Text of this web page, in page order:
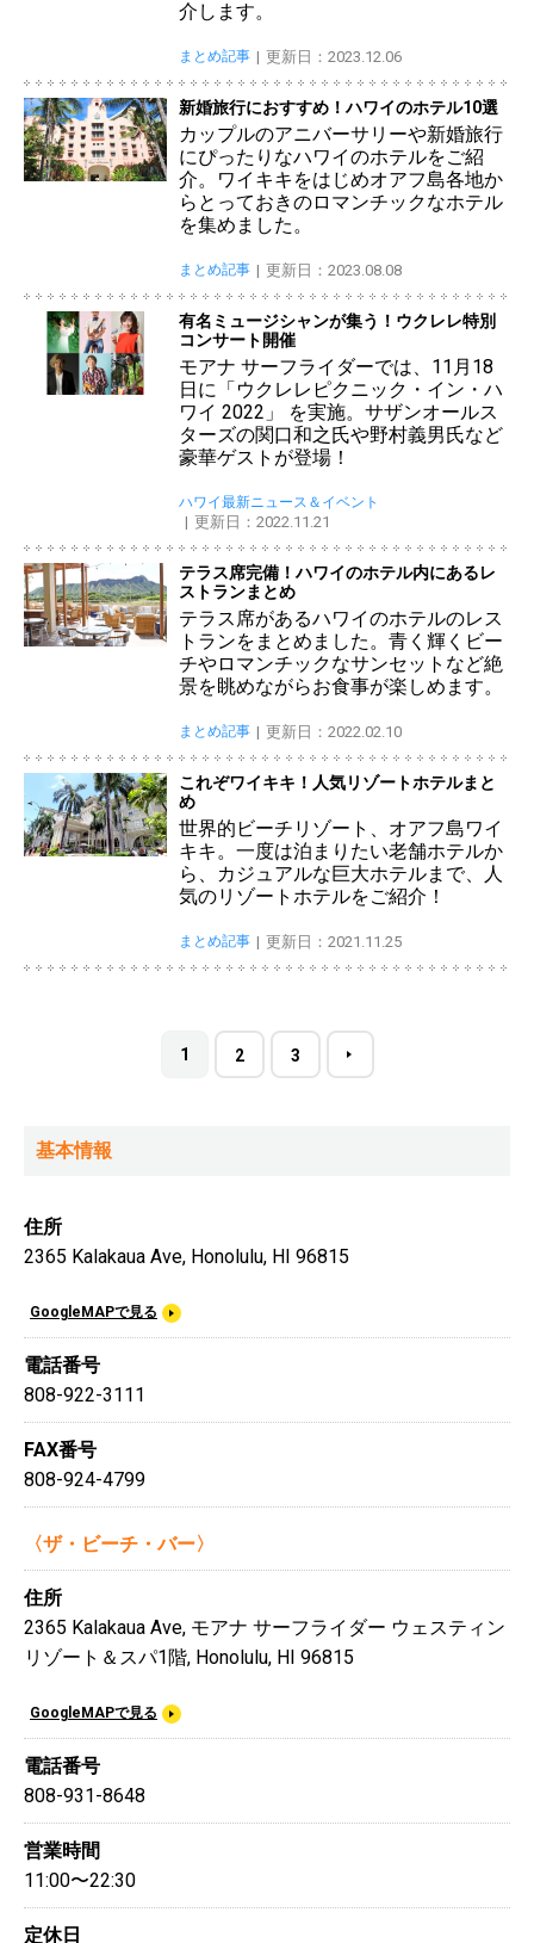
介します。
まとめ記事 更新日：2023.12.06
新婚旅行におすすめ！ハワイのホテル10選
カップルのアニバーサリーや新婚旅行
にぴったりなハワイのホテルをご紹
介。ワイキキをはじめオアフ島各地か
らとっておきのロマンチックなホテル
を集めました。
まとめ記事 更新日：2023.08.08
有名ミュージシャンが集う！ウクレレ特別
コンサート開催
モアナ サーフライダーでは、11月18
日に「ウクレレピクニック・イン・ハ
ワイ 2022」 を実施。サザンオールス
ターズの関口和之氏や野村義男氏など
豪華ゲストが登場！
ハワイ最新ニュース＆イベント
更新日：2022.11.21
テラス席完備！ハワイのホテル内にあるレ
ストランまとめ
テラス席があるハワイのホテルのレス
トランをまとめました。青く輝くビー
チやロマンチックなサンセットなど絶
景を眺めながらお食事が楽しめます。
まとめ記事 更新日：2022.02.10
これぞワイキキ！人気リゾートホテルまと
め
世界的ビーチリゾート、オアフ島ワイ
キキ。一度は泊まりたい老舗ホテルか
ら、カジュアルな巨大ホテルまで、人
気のリゾートホテルをご紹介！
まとめ記事 更新日：2021.11.25
1 2 3
基本情報
住所
2365 Kalakaua Ave, Honolulu, HI 96815
GoogleMAPで見る
電話番号
808-922-3111
FAX番号
808-924-4799
〈ザ・ビーチ・バー〉
住所
2365 Kalakaua Ave, モアナ サーフライダー ウェスティン
リゾート＆スパ1階, Honolulu, HI 96815
GoogleMAPで見る
電話番号
808-931-8648
営業時間
11:00〜22:30
定休日